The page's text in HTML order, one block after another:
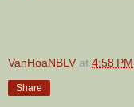
VanHoaNBLV at 4:58 PM
Share